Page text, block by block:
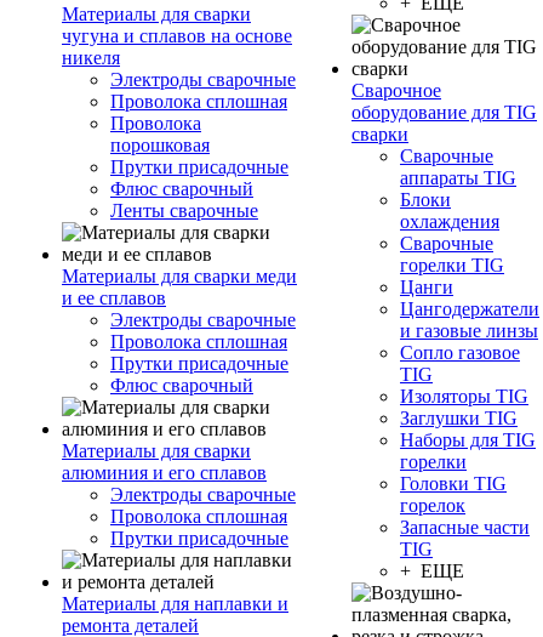
Материалы для сварки
чугуна и сплавов на основе
никеля
Электроды сварочные
Проволока сплошная
Проволока
порошковая
Прутки присадочные
Флюс сварочный
Ленты сварочные
Материалы для сварки меди
и ее сплавов
Электроды сварочные
Проволока сплошная
Прутки присадочные
Флюс сварочный
Материалы для сварки
алюминия и его сплавов
Электроды сварочные
Проволока сплошная
Прутки присадочные
Материалы для наплавки и
ремонта деталей
Сварочное
оборудование для TIG
сварки
Сварочные
аппараты TIG
Блоки
охлаждения
Сварочные
горелки TIG
Цанги
Цангодержатели
и газовые линзы
Сопло газовое
TIG
Изоляторы TIG
Заглушки TIG
Наборы для TIG
горелки
Головки TIG
горелок
Запасные части
TIG
+ ЕЩЕ